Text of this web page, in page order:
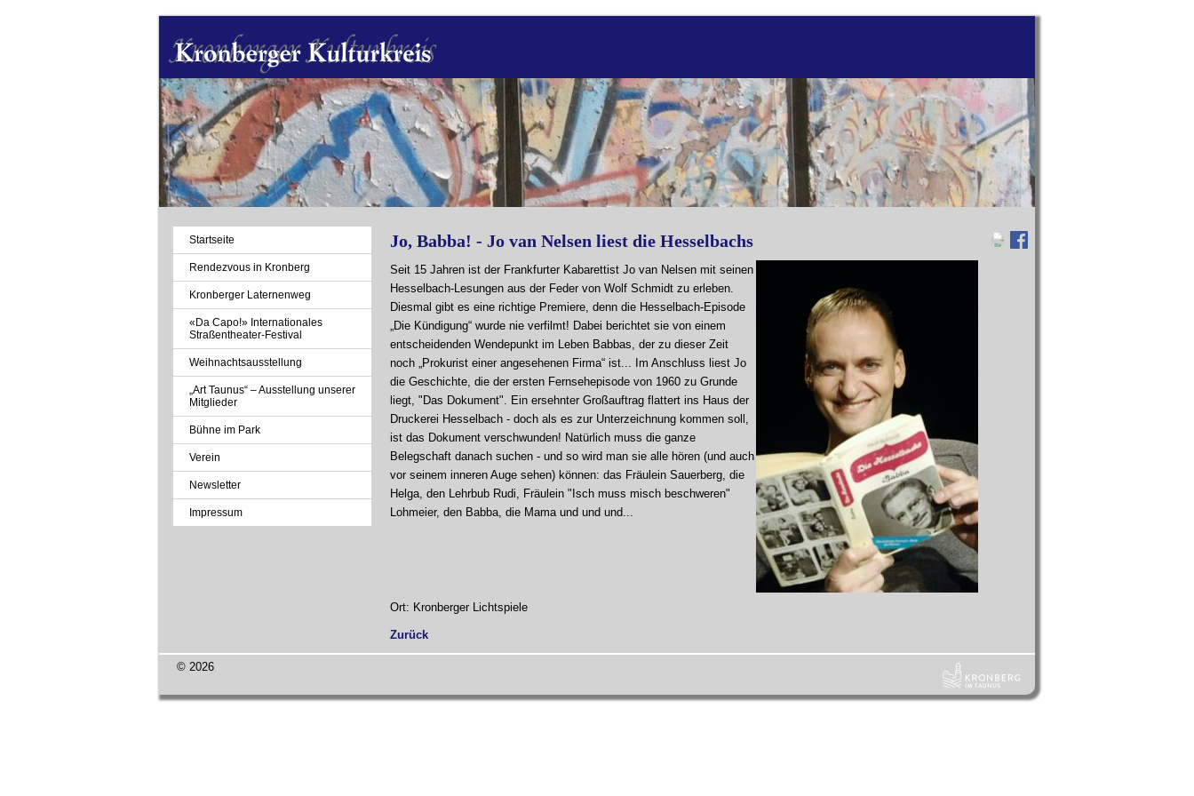
Jo, Babba! - Jo van Nelsen liest die Hesselbachs
Seit 15 Jahren ist der Frankfurter Kabarettist Jo van Nelsen mit seinen
Hesselbach-Lesungen aus der Feder von Wolf Schmidt zu erleben.
Diesmal gibt es eine richtige Premiere, denn die Hesselbach-Episode
„Die Kündigung“ wurde nie verfilmt! Dabei berichtet sie von einem
entscheidenden Wendepunkt im Leben Babbas, der zu dieser Zeit
noch „Prokurist einer angesehenen Firma“ ist... Im Anschluss liest Jo
die Geschichte, die der ersten Fernsehepisode von 1960 zu Grunde
liegt, "Das Dokument". Ein ersehnter Großauftrag flattert ins Haus der
Druckerei Hesselbach - doch als es zur Unterzeichnung kommen soll,
ist das Dokument verschwunden! Natürlich muss die ganze
Belegschaft danach suchen - und so wird man sie alle hören (und auch
vor seinem inneren Auge sehen) können: das Fräulein Sauerberg, die
Helga, den Lehrbub Rudi, Fräulein "Isch muss misch beschweren"
Lohmeier, den Babba, die Mama und und und...
Ort: Kronberger Lichtspiele
Zurück
Navigation
überspringen
Startseite
Rendezvous in Kronberg
Kronberger Laternenweg
«Da Capo!» Internationales
Straßentheater-Festival
Weihnachtsausstellung
„Art Taunus“ – Ausstellung unserer
Mitglieder
Bühne im Park
Verein
Newsletter
Impressum
© 2026